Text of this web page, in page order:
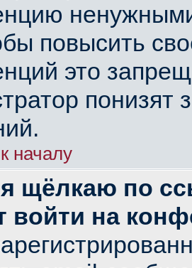
повысить
это
понизят
началу
я щёлкаю по
войти на